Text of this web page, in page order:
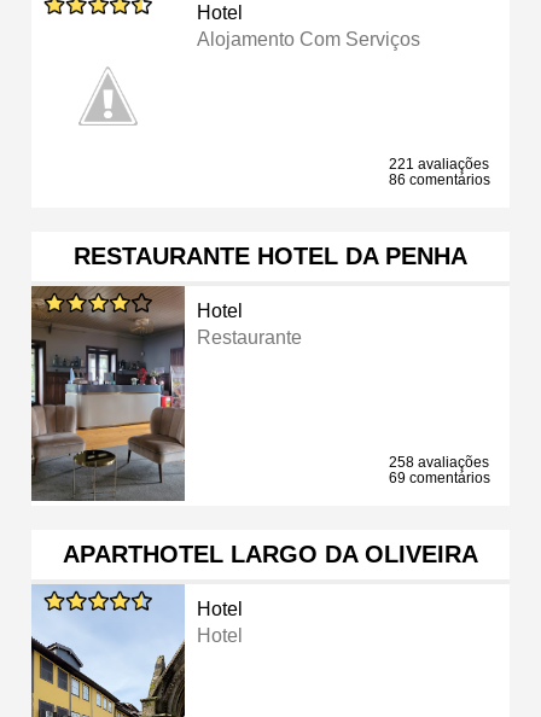
Hotel
Alojamento Com Serviços
221 avaliações
86 comentários
RESTAURANTE HOTEL DA PENHA
Hotel
Restaurante
258 avaliações
69 comentários
APARTHOTEL LARGO DA OLIVEIRA
Hotel
Hotel